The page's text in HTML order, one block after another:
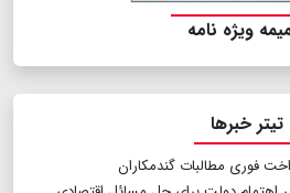
ویژه نامه
تیتر خبرها
فوری مطالبات گندمکاران